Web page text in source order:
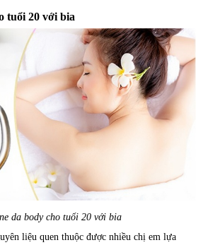
tuổi 20 với bia
da body cho tuổi 20 với bia
liệu quen thuộc được nhiều chị em lựa